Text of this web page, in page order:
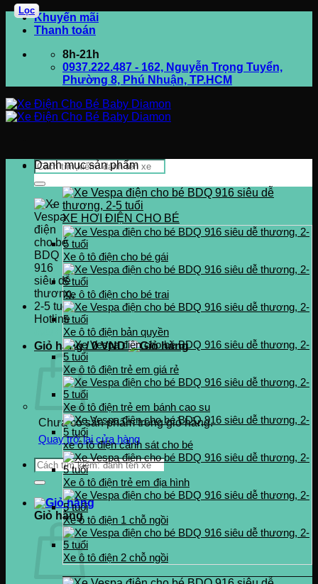
Bỏ
qua
dung
Khuyến mãi
Thanh toán
8h-21h
0937.222.487 - 162, Nguyễn Trọng Tuyển,
Phường 8, Phú Nhuận, TP.HCM
Tìm
kiếm:
Hotline
0937.222.487
Giỏ hàng /0VND
Chưa có sản phẩm trong giỏ hàng.
Quay trở lại cửa hàng
Tìm
kiếm:
Giỏ hàng
Danh mục sản phẩm
XE HƠI ĐIỆN CHO BÉ
Xe ô tô điện cho bé gái
Xe ô tô điện cho bé trai
Xe ô tô điện bản quyền
Xe ô tô điện trẻ em giá rẻ
Xe ô tô điện trẻ em bánh cao su
xe ô tô điện cảnh sát cho bé
Xe ô tô điện trẻ em địa hình
Xe ô tô điện 1 chỗ ngồi
Xe ô tô điện 2 chỗ ngồi
Lọc